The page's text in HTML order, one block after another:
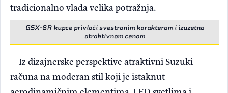
tradicionalno vlada velika potražnja.
GSX-8R kupce privlači svestranim karakterom i izuzetno
atraktivnom cenom
Iz dizajnerske perspektive atraktivni Suzuki
računa na moderan stil koji je istaknut